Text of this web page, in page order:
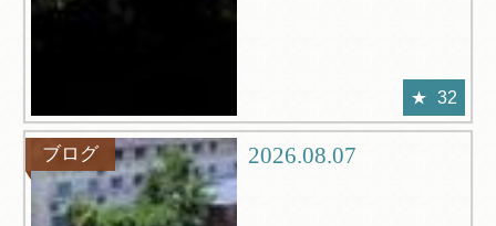
32
ブログ 2026.08.07